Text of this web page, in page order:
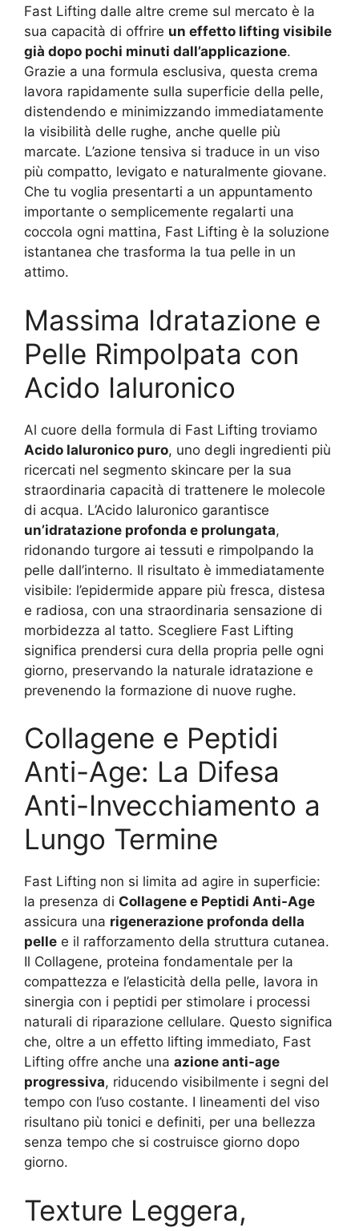
Fast Lifting dalle altre creme sul mercato è la
sua capacità di offrire un effetto lifting visibile
già dopo pochi minuti dall’applicazione.
Grazie a una formula esclusiva, questa crema
lavora rapidamente sulla superficie della pelle,
distendendo e minimizzando immediatamente
la visibilità delle rughe, anche quelle più
marcate. L’azione tensiva si traduce in un viso
più compatto, levigato e naturalmente giovane.
Che tu voglia presentarti a un appuntamento
importante o semplicemente regalarti una
coccola ogni mattina, Fast Lifting è la soluzione
istantanea che trasforma la tua pelle in un
attimo.
Massima Idratazione e
Pelle Rimpolpata con
Acido Ialuronico
Al cuore della formula di Fast Lifting troviamo
Acido Ialuronico puro, uno degli ingredienti più
ricercati nel segmento skincare per la sua
straordinaria capacità di trattenere le molecole
di acqua. L’Acido Ialuronico garantisce
un’idratazione profonda e prolungata,
ridonando turgore ai tessuti e rimpolpando la
pelle dall’interno. Il risultato è immediatamente
visibile: l’epidermide appare più fresca, distesa
e radiosa, con una straordinaria sensazione di
morbidezza al tatto. Scegliere Fast Lifting
significa prendersi cura della propria pelle ogni
giorno, preservando la naturale idratazione e
prevenendo la formazione di nuove rughe.
Collagene e Peptidi
Anti-Age: La Difesa
Anti-Invecchiamento a
Lungo Termine
Fast Lifting non si limita ad agire in superficie:
la presenza di Collagene e Peptidi Anti-Age
assicura una rigenerazione profonda della
pelle e il rafforzamento della struttura cutanea.
Il Collagene, proteina fondamentale per la
compattezza e l’elasticità della pelle, lavora in
sinergia con i peptidi per stimolare i processi
naturali di riparazione cellulare. Questo significa
che, oltre a un effetto lifting immediato, Fast
Lifting offre anche una azione anti-age
progressiva, riducendo visibilmente i segni del
tempo con l’uso costante. I lineamenti del viso
risultano più tonici e definiti, per una bellezza
senza tempo che si costruisce giorno dopo
giorno.
Texture Leggera,